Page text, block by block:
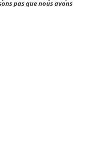
pas que nous avons